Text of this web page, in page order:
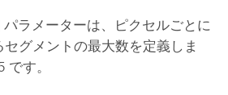
パラメーターは、ピクセルごとに
グメントの最大数を定義しま
す。